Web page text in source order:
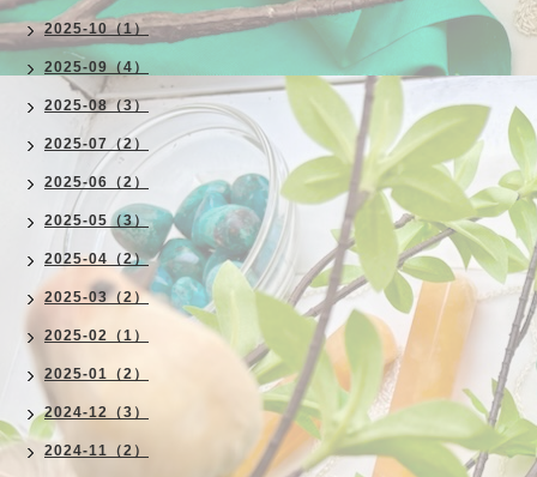
2025-10（1）
2025-09（4）
2025-08（3）
2025-07（2）
2025-06（2）
2025-05（3）
2025-04（2）
2025-03（2）
2025-02（1）
2025-01（2）
2024-12（3）
2024-11（2）